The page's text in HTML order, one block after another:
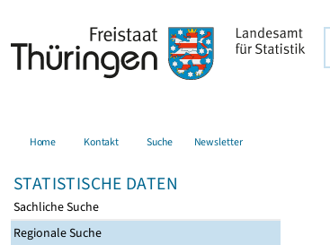
Home Kontakt Suche Newsletter
STATISTISCHE DATEN
Sachliche Suche
Regionale Suche